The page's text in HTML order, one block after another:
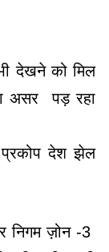
देखने को मिल
असर पड़ रहा
प्रकोप देश झेल
निगम ज़ोन -3